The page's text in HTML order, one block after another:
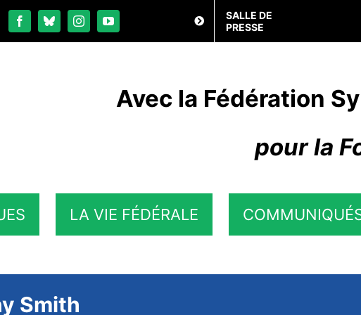
SALLE DE
PRESSE
Avec la Fédération
pour la
LA VIE FÉDÉRALE
Smith